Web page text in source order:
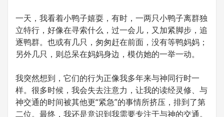
一天，我看着小鸭子嬉耍，有时，一两只小鸭子离群独
立特行，好像在寻索什么，过一会儿，又加紧脚步，追
逐鸭群。也或有几只，匆匆赶在前面，没有等鸭妈妈；
另外几只，则总呆在妈妈身边，模仿她的一举一动。
我突然想到，它们的行为正像我多年来与神同行时一
样。很多时候，我会失去注意力，让我的读经灵修、与
神交通的时间被其他更“紧急”的事情所挤压，排到了第
二位。最终，我还是意识到我需要专注于与神的交通。